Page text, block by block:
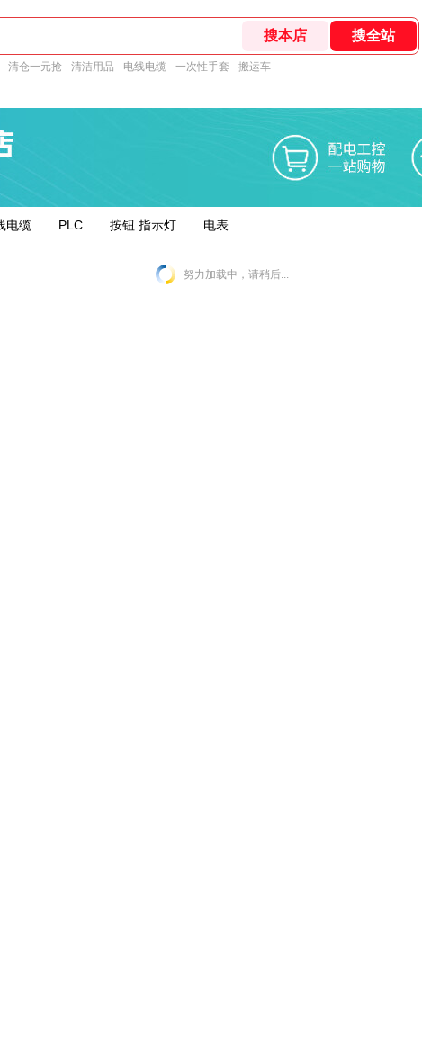
清仓一元抢 清洁用品 电线电缆 一次性手套 搬运车
电缆 PLC 按钮 指示灯 电表
努力加载中，请稍后...